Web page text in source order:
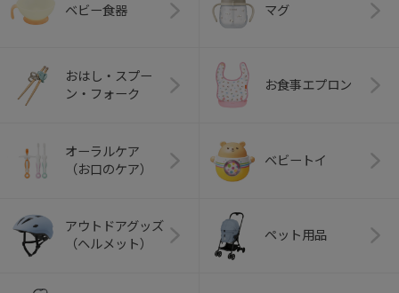
ベビー食器 マグ
おはし・スプー
ン・フォーク
お食事エプロン
オーラルケア
（お口のケア）
ベビートイ
アウトドアグッズ
（ヘルメット）
ペット用品